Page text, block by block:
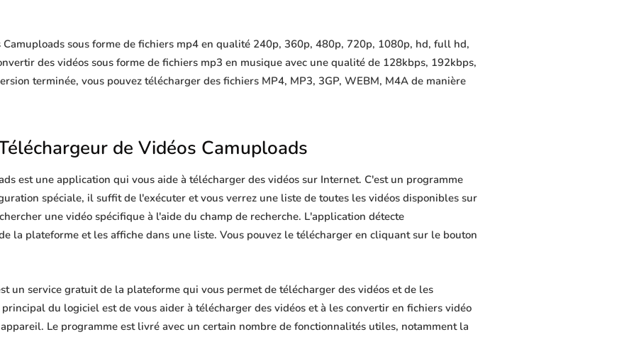
Camuploads sous forme de fichiers mp4 en qualité 240p, 360p, 480p, 720p, 1080p, hd, full hd,
des vidéos sous forme de fichiers mp3 en musique avec une qualité de 128kbps, 192kbps,
terminée, vous pouvez télécharger des fichiers MP4, MP3, 3GP, WEBM, M4A de manière
de Vidéos Camuploads
est une application qui vous aide à télécharger des vidéos sur Internet. C'est un programme
spéciale, il suffit de l'exécuter et vous verrez une liste de toutes les vidéos disponibles sur
une vidéo spécifique à l'aide du champ de recherche. L'application détecte
la plateforme et les affiche dans une liste. Vous pouvez le télécharger en cliquant sur le bouton
un service gratuit de la plateforme qui vous permet de télécharger des vidéos et de les
du logiciel est de vous aider à télécharger des vidéos et à les convertir en fichiers vidéo
Le programme est livré avec un certain nombre de fonctionnalités utiles, notamment la